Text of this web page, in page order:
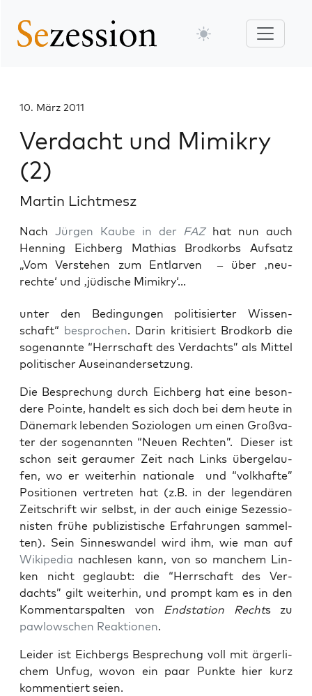
10. März 2011
Verdacht und Mimikry
(2)
Martin Lichtmesz
Nach Jürgen Kaube in der FAZhat nun auch
Henning Eichberg Mathias Brodkorbs Aufsatz
„Vom Verstehen zum Entlarven – über ‚neu-
rechte‘ und ‚jüdische Mimikry‘...
unter den Bedin­gun­gen poli­ti­sier­ter Wis­sen­
schaft“ bespro­chen. Dar­in kri­ti­siert Brod­korb die
soge­nann­te “Herr­schaft des Ver­dachts” als Mit­tel
poli­ti­scher Auseinandersetzung.
Die Bespre­chung durch Eich­berg hat eine beson­
de­re Poin­te, han­delt es sich doch bei dem heu­te in
Däne­mark leben­den Sozio­lo­gen um einen Groß­va­
ter der soge­nann­ten “Neu­en Rech­ten”. Die­ser ist
schon seit gerau­mer Zeit nach Links über­ge­lau­
fen, wo er wei­ter­hin natio­na­le und “volk­haf­te”
Posi­tio­nen ver­tre­ten hat (z.B. in der legen­dä­ren
Zeit­schrift wir selbst, in der auch eini­ge Sezes­sio­
nis­ten frü­he publi­zis­ti­sche Erfah­run­gen sam­mel­
ten). Sein Sin­nes­wan­del wird ihm, wie man auf
Wiki­pe­dia nach­le­sen kann, von so man­chem Lin­
ken nicht geglaubt: die “Herr­schaft des Ver­
dachts” gilt wei­ter­hin, und prompt kam es in den
Kom­men­tar­spal­ten von End­sta­ti­on Rechts zu
paw­low­schen Reak­tio­nen.
Lei­der ist Eich­bergs Bespre­chung voll mit ärger­li­
chem Unfug, wovon ein paar Punk­te hier kurz
kom­men­tiert seien.